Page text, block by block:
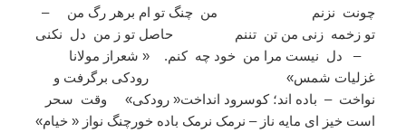
چونت نزنم من چنگ تو ام برهر رگ من –
تو زخمه زنی من تن تننم حاصل تو ز من دل نکنی
– دل نیست مرا من خود چه کنم. « شعراز مولانا
غزلیات شمس» رودکی برگرفت و
نواخت – باده اند؛ کوسرود انداخت« رودکی» وقت سحر
است خیز ای مایه ناز – نرمک نرمک باده خورچنگ نواز « خیام»